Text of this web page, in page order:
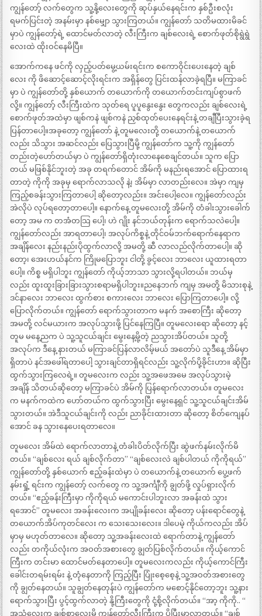
ကျွန်တော့် လက်တွေက သူ့နို့လေးတွေကို ဆုပ်နှယ်နေရင်းက နှစ်ဦးစလုံး
ရမက်ပြင်းတဲ့ အနမ်းမှာ နစ်မျှော သွားကြတယ်။ ကျွန်တော် သတိမထားမိခင်
မှာပဲ ကျွန်တော့်ရဲ့ ထောင်မတ်လာတဲ့ လီးကြီးက ချစ်လေးရဲ့ စောက်ဖုတ်စိုရွဲရွဲ
လေးထဲ ထိုးဝင်နေမိပြီ။
အောက်ကနေ ဖင်ကို လှည့်ပတ်မွေ့ယမ်းရင်းက စကောဝိုင်းပေးနေတဲ့ ချစ်
လေး ကို ဖိဆောင့်ဆောင့်လိုးရင်းက အရှိန်တွေ ပြင်းထန်လာခဲ့ရပြီ။ မကြာခင်
မှာ ပဲ ကျွန်တော်တို့ နှစ်ယောက် တယောက်ကို တယောက်တင်းကျပ်စွာဖက်
လို့။ ကျွန်တော့် လီးကြီးထဲက သုတ်ရေ ပူပူနွေးနွေး တွေကလည်း ချစ်လေးရဲ့
စောက်ဖုတ်အထဲမှာ ဖျစ်ကနဲ ဖျစ်ကနဲ ညှစ်ထုတ်ပေးနေရင်းနဲ့ တချီပြီးသွားခဲ့ရ
ပြန်တာပေါ့။အခုတော့ ကျွန်တော် နဲ့ တူမလေးတို့ တယောက်နဲ့ တယောက်
လည်း သိသွား အဆင်လည်း ပြေသွားပြီမို့ ကျွန်တော်က သူ့ကို ကျွန်တော်
တည်းတဲ့ဟော်တယ်မှာ ပဲ ကျွန်တော်ရှိတုံးလာနေစေချင်တယ်။ သူက ပြော
တယ် မဖြစ်နိုင်ဘူးတဲ့ အခု တရက်တောင် အိမ်ကို မနည်းရအောင် ပြောထားရ
တာတဲ့ ကိုကို အခုမှ ရောက်လာသလို နဲ့၊ အိမ်မှာ လာတည်းလေ။ အဲမှာ ကျမှ
ကြည့်စခန်းသွားကြတာပေါ့ ဆိုတော့လည်း။ အင်းပေါ့လေ။ ကျွန်တော်လည်း
အဲလိုပဲ လုပ်ရတော့တာပေါ့။ နောက်နေ့ တူမလေးတို့ အိမ်ကို တံခါးသွားခေါက်
တော့ အမ က တအံတသြ ပေါ့၊ ဟဲ ဂျိုး နင်ဘယ်တုန်းက ရောက်သလဲပေါ့။
ကျွန်တော်လည်း အာရတာပေါ့၊ အလုပ်ကိစ္စနဲ့ တိုင်ဝမ်ဘက်ရောက်နေရာက
အချိန်လေး နည်းနည်းပိုထွက်လာလို့ အမတို့ ဆီ လာလည်လိုက်တာပေါ့။ ဆို
တော့၊ အေးဟယ်နင်က ကြိုမပြောဘူး ငါတို့ ခွင့်လေး ဘာလေး ယူထားရတာ
ပေါ့။ ကိစ္စ မရှိပါဘူး ကျွန်တော် ကိုယ့်ဘာသာ သွားလို့ရပါတယ်။ ဘယ်မှ
လည်း ထူးထူးခြားခြားသွားစရာမရှိပါဘူး။ညနေဘက် ကျမှ အမတို့ မိသားစုနဲ့
ဒင်နာလေး ဘာလေး ထွက်စား စကားလေး ဘာလေး ပြောကြတာပေါ့။ လို့
ပြောလိုက်တယ်။ ကျွန်တော် ရောက်သွားတာက မနက် အစောကြီး ဆိုတော့
အမတို့ လင်မယားက အလုပ်သွားဖို့ ပြင်နေကြပြီ။ တူမလေးရော ဆိုတော့ နင့်
တူမ မနေ့ညက ပဲ သူ့သူငယ်ချင်း မွေးနေ့မို့တဲ့ ညသွားအိပ်တယ်။ သူတို့
အလုပ်က ဒီနေ့ နားတယ် မကြာခင်ပြန်လာလိမ့်မယ် အတော်ပဲ သူဒီနေ့ အိမ်မှာ
ရှိတာပဲ နင်အဖေါ်ရတာပေါ့ သွားချင်တာရှိရင်လည်း သူ့လိုက်ပို့ခိုင်းဟာ။ ဆိုပြီး
ထွက်သွားကြလေရဲ့။ တူမလေးက လည်း သူ့အဖေအမေ အလုပ်သွားမဲ့
အချိန် သိတယ်ဆိုတော့ မကြာခင်ပဲ အိမ်ကို ပြန်ရောက်လာတယ်။ တူမလေး
က မနက်ကထဲက ဟော်တယ်က ထွက်သွားပြီး မွေးနေ့ရှင် သူ့သူငယ်ချင်းအိမ်
သွားတယ်။ အဲဒီသူငယ်ချင်းကို လည်း ညာခိုင်းထားတာ ဆိုတော့ စိတ်ကျေနပ်
အောင် ခန သွားနေပေးရတာလေ။
တူမလေး အိမ်ထဲ ရောက်လာတာနဲ့ တံခါးပိတ်လိုက်ပြီး ဆွဲဖက်နမ်းလိုက်မိ
တယ်။ “ချစ်လေး ရယ် ချစ်လိုက်တာ” “ချစ်လေးလဲ ချစ်ပါတယ် ကိုကိုရယ်”
ကျွန်တော်တို့ နှစ်ယောက် ဧည့်ခန်းထဲမှာ ပဲ တယောက်နဲ့ တယောက် ပွေ့ဖက်
နမ်းရှုံ့ ရင်းက ကျွန်တော့် လက်တွေ က သူ့အင်္ကျီကို ချွတ်ဖို့ လှုပ်ရှားလိုက်
တယ်။ “ဧည့်ခန်းကြီးမှာ ကိုကိုရယ် မကောင်းပါဘူးလာ အခန်းထဲ သွား
ရအောင်” တူမလေး အခန်းလေးက အပျိုခန်းလေး ဆိုတော့ ပန်းရောင်တွေနဲ့
တယောက်အိပ်ကုတင်လေး က သေးသေးလေး။ ဒါပေမဲ့ ကိုယ်ကလည်း အိပ်
မှာမှ မဟုတ်တာလေ။ ဆိုတော့ သူ့အခန်းလေးထဲ ရောက်တာနဲ့ ကျွန်တော်
လည်း တကိုယ်လုံးက အဝတ်အစားတွေ ချွတ်ပြစ်လိုက်တယ်။ ကိုယ့်ကောင်
ကြီးက တင်းမာ ထောင်မတ်နေတာပေါ့။ တူမလေးကလည်း ကိုယ့်ကောင်ကြီး
ခေါင်းတရမ်းရမ်း နဲ့ တုံနေတာကို ကြည့်ပြီး ပြုံးစေ့စေ့နဲ့ သူ့အဝတ်အစားတွေ
ကို ချွတ်နေတယ်။ သူချွတ်နေတုန်းပဲ ကျွန်တော်က မစောင့်နိုင်တော့ဘူး သူ့နား
ရောက်သွားပြီး ပွင့်ထွက်လာတဲ့ နို့ကြီးတွေကို ငုံ့စို့လိုက်တယ်။ “အာ့ ကိုကို.. “
အသံလေးက ချစ်စာလေးမို့ ကျွန်တော့်လီးကြီးက ပိုပြီးမာလာတယ်။ “ချစ်